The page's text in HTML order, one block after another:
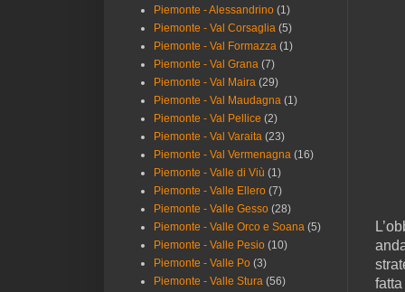
Piemonte - Alessandrino (1)
Piemonte - Val Corsaglia (5)
Piemonte - Val Formazza (1)
Piemonte - Val Grana (7)
Piemonte - Val Maira (29)
Piemonte - Val Maudagna (1)
Piemonte - Val Pellice (2)
Piemonte - Val Varaita (23)
Piemonte - Val Vermenagna (16)
Piemonte - Valle di Viù (1)
Piemonte - Valle Ellero (7)
Piemonte - Valle Gesso (28)
Piemonte - Valle Orco e Soana (5)
Piemonte - Valle Pesio (10)
Piemonte - Valle Po (3)
Piemonte - Valle Stura (56)